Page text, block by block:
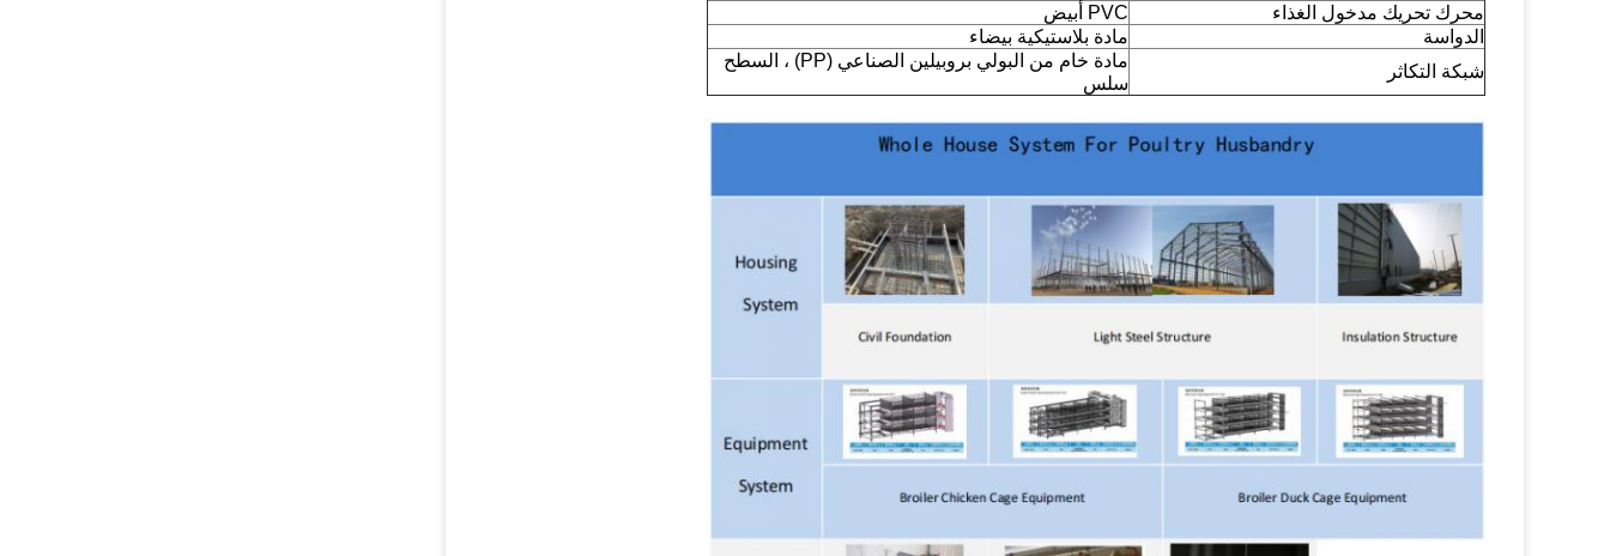
محرك تحريك مدخول الغذاء
PVC أبيض
الدواسة
مادة بلاستيكية بيضاء
شبكة التكاثر
مادة خام من البولي بروبيلين الصناعي (PP) ، السطح
سلس